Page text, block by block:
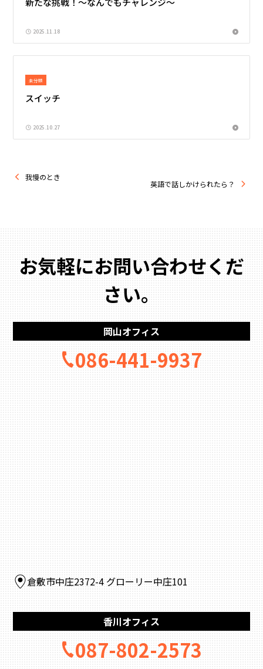
2025.11.18
未分類
スイッチ
2025.10.27
我慢のとき
英語で話しかけられたら？
お気軽にお問い合わせくだ
さい。
岡山オフィス
086-441-9937
倉敷市中庄2372-4 グローリー中庄101
香川オフィス
087-802-2573